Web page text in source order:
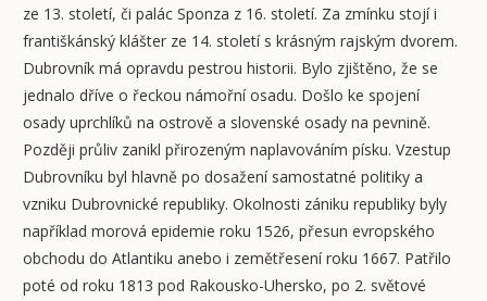
ze 13. století, či palác Sponza z 16. století. Za zmínku stojí i
františkánský klášter ze 14. století s krásným rajským dvorem.
Dubrovník má opravdu pestrou historii. Bylo zjištěno, že se
jednalo dříve o řeckou námořní osadu. Došlo ke spojení
osady uprchlíků na ostrově a slovenské osady na pevnině.
Později průliv zanikl přirozeným naplavováním písku. Vzestup
Dubrovníku byl hlavně po dosažení samostatné politiky a
vzniku Dubrovnické republiky. Okolnosti zániku republiky byly
například morová epidemie roku 1526, přesun evropského
obchodu do Atlantiku anebo i zemětřesení roku 1667. Patřilo
poté od roku 1813 pod Rakousko-Uhersko, po 2. světové